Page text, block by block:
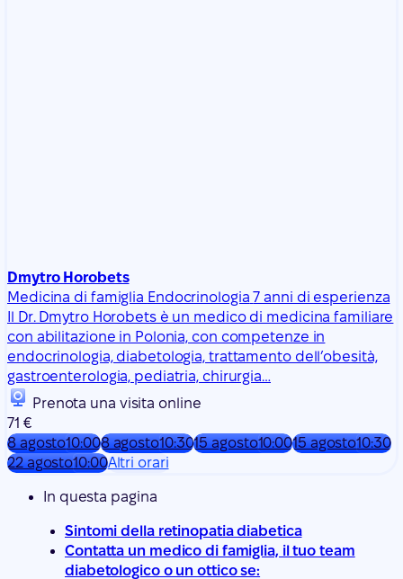
Dmytro Horobets
Medicina di famiglia Endocrinologia 7 anni di esperienza
Il Dr. Dmytro Horobets è un medico di medicina familiare
con abilitazione in Polonia, con competenze in
endocrinologia, diabetologia, trattamento dell’obesità,
gastroenterologia, pediatria, chirurgia…
Prenota una visita online
71 €
8 agosto10:008 agosto10:3015 agosto10:0015 agosto10:30
22 agosto10:00Altri orari
In questa pagina
Sintomi della retinopatia diabetica
Contatta un medico di famiglia, il tuo team
diabetologico o un ottico se: